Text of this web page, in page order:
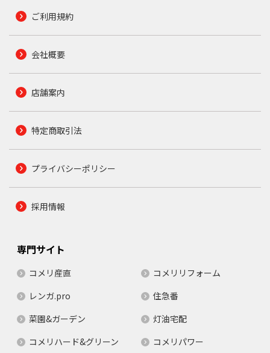
ご利用規約
会社概要
店舗案内
特定商取引法
プライバシーポリシー
採用情報
専門サイト
コメリ産直
コメリリフォーム
レンガ.pro
住急番
菜園&ガーデン
灯油宅配
コメリハード&グリーン
コメリパワー